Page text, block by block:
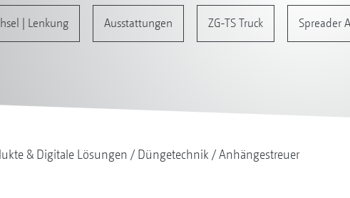
| Lenkung Ausstattungen ZG-TS Truck Spreader
& Digitale Lösungen Düngetechnik Anhängestreuer